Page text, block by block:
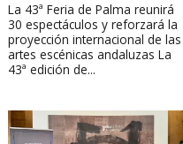
La 43ª Feria de Palma reunirá
30 espectáculos y reforzará la
proyección internacional de las
artes escénicas andaluzas La
43ª edición de...